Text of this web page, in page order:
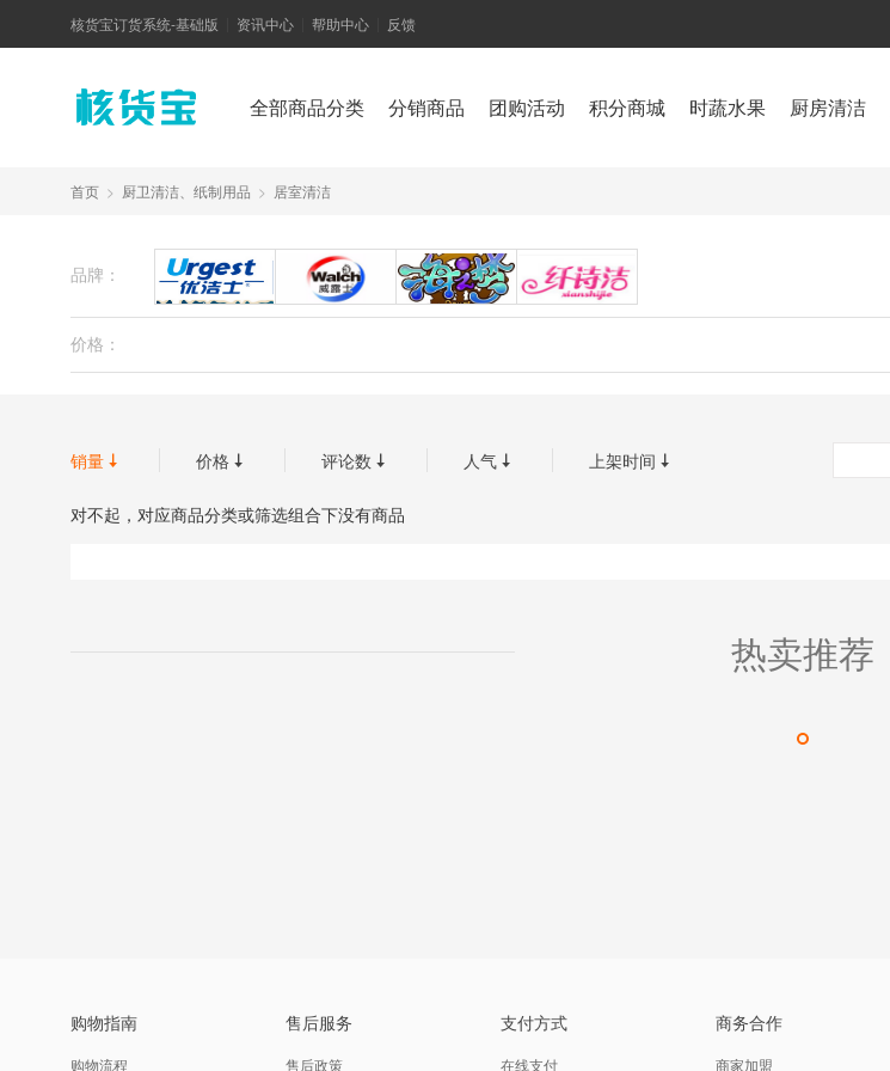
核货宝订货系统-基础版 资讯中心 帮助中心 反馈
全部商品分类 分销商品 团购活动 积分商城 时蔬水果 厨房清洁
首页 > 厨卫清洁、纸制用品 > 居室清洁
品牌： 优洁士 威露士 海之梦
价格：
销量  价格  评论数  人气  上架时间 
对不起，对应商品分类或筛选组合下没有商品
热卖推荐
购物指南
购物流程
售后服务
售后政策
支付方式
在线支付
商务合作
商家加盟